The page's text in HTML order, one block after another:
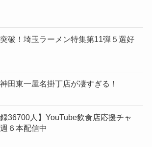
破！埼玉ラーメン特集第11弾５選好
田東一屋名掛丁店が凄すぎる！
録36700人】YouTube飲食店応援チャ
６本配信中